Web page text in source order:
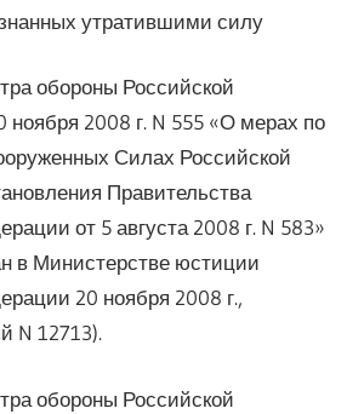
утратившими силу
обороны Российской
ноября 2008 г. N 555 «О мерах по
Силах Российской
Правительства
от 5 августа 2008 г. N 583»
в Министерстве юстиции
20 ноября 2008 г.,
N 12713).
обороны Российской